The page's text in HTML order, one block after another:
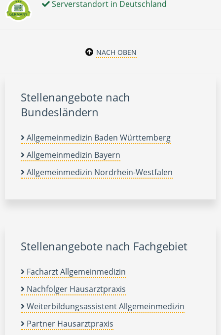
Serverstandort in Deutschland
NACH OBEN
Stellenangebote nach
Bundesländern
Allgemeinmedizin Baden Württemberg
Allgemeinmedizin Bayern
Allgemeinmedizin Nordrhein-Westfalen
Stellenangebote nach Fachgebiet
Facharzt Allgemeinmedizin
Nachfolger Hausarztpraxis
Weiterbildungsassistent Allgemeinmedizin
Partner Hausarztpraxis